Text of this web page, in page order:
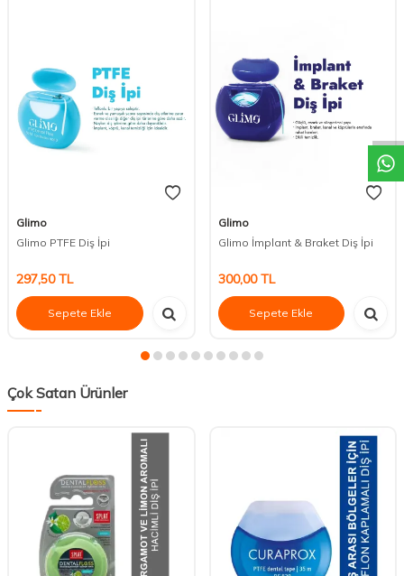
Glimo
Glimo PTFE Diş İpi
297,50TL
Sepete Ekle
Glimo
Glimo İmplant & Braket Diş İpi
300,00TL
Sepete Ekle
Çok Satan Ürünler